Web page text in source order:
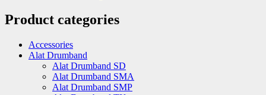
Product categories
Accessories
Alat Drumband
Alat Drumband SD
Alat Drumband SMA
Alat Drumband SMP